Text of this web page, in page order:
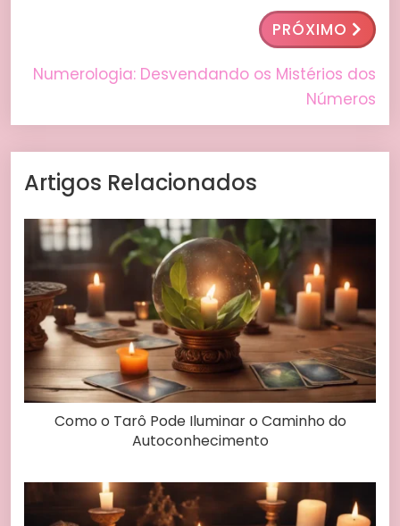
PRÓXIMO
Numerologia: Desvendando os Mistérios dos
Números
Artigos Relacionados
Como o Tarô Pode Iluminar o Caminho do
Autoconhecimento